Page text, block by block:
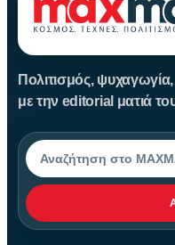
Πολιτισμός,
με την editorial ματιά
Αναζήτηση